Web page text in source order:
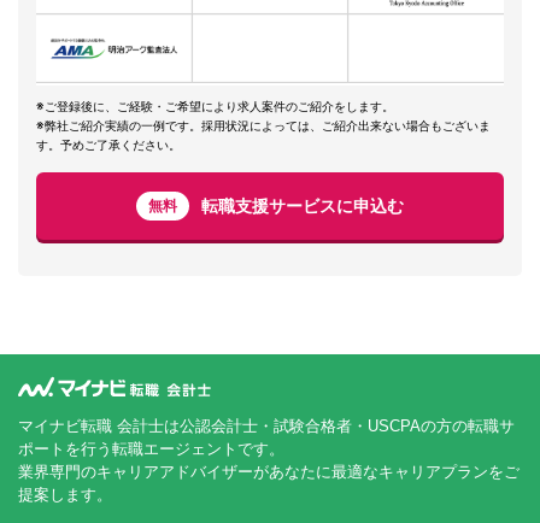
※ご登録後に、ご経験・ご希望により求人案件のご紹介をします。
※弊社ご紹介実績の一例です。採用状況によっては、ご紹介出来ない場合もございま
す。予めご了承ください。
無料 転職支援サービスに申込む
マイナビ転職 会計士は公認会計士・試験合格者・USCPAの方の転職サ
ポートを行う転職エージェントです。
業界専門のキャリアアドバイザーがあなたに最適なキャリアプランをご
提案します。